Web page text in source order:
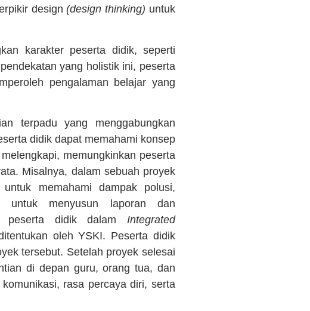
design(design thinking) untuk
karakter peserta didik, seperti
yang holistik ini, peserta
pengalaman belajar yang
terpadu yang menggabungkan
didik dapat memahami konsep
memungkinkan peserta
Misalnya, dalam sebuah proyek
memahami dampak polusi,
untuk menyusun laporan dan
peserta didik dalam Integrated
oleh YSKI. Peserta didik
tersebut. Setelah proyek selesai
di depan guru, orang tua, dan
rasa percaya diri, serta